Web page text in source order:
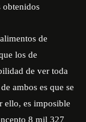
obtenidos
de
los de
de ver toda
ambos es que se
ello, es imposible
8 mil 327